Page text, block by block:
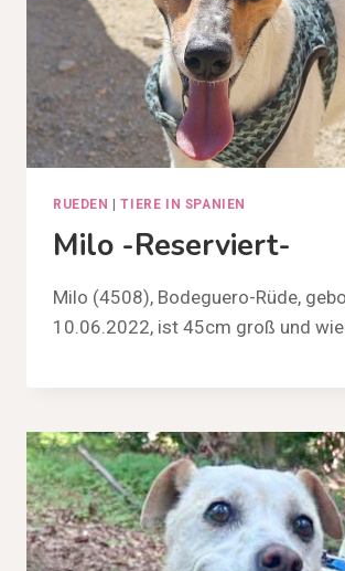
RUEDEN |TIERE IN SPANIEN
Milo -reserviert-
Milo (4508), Bodeguero-Rüde,
10.06.2022, ist 45cm groß und